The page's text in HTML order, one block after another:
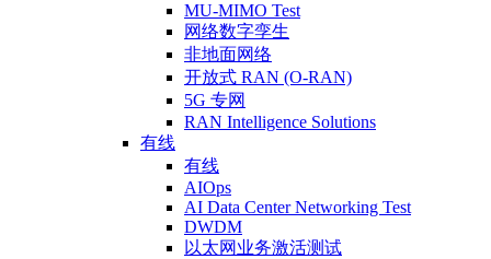
MU-MIMO Test
网络数字孪生
非地面网络
开放式 RAN (O-RAN)
5G 专网
RAN Intelligence Solutions
有线
有线
AIOps
AI Data Center Networking Test
DWDM
以太网业务激活测试